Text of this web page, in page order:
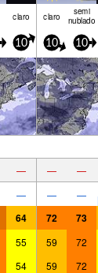
claro claro semi
nublado
10 10 10
— — —
— — —
64 72 73
55 59 72
54 59 72